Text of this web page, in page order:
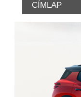
CÍMLAP